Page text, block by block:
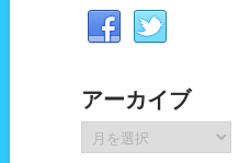
アーカイブ
ー